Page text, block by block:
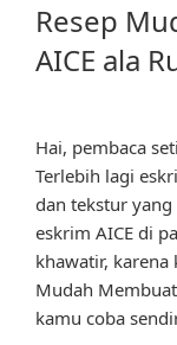
Resep
AICE ala
Hai, pembaca
Terlebih lagi
dan tekstur
eskrim AICE di
khawatir, karena
Mudah
kamu coba